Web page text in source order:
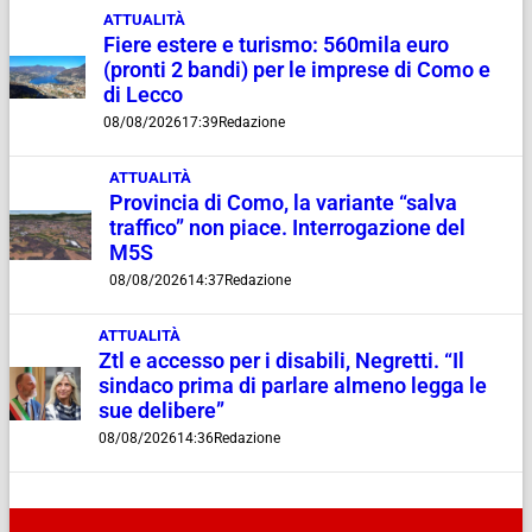
ATTUALITÀ
Fiere estere e turismo: 560mila euro
(pronti 2 bandi) per le imprese di Como e
di Lecco
08/08/202617:39 Redazione
ATTUALITÀ
Provincia di Como, la variante “salva
traffico” non piace. Interrogazione del
M5S
08/08/202614:37Redazione
ATTUALITÀ
Ztl e accesso per i disabili, Negretti. “Il
sindaco prima di parlare almeno legga le
sue delibere”
08/08/202614:36Redazione